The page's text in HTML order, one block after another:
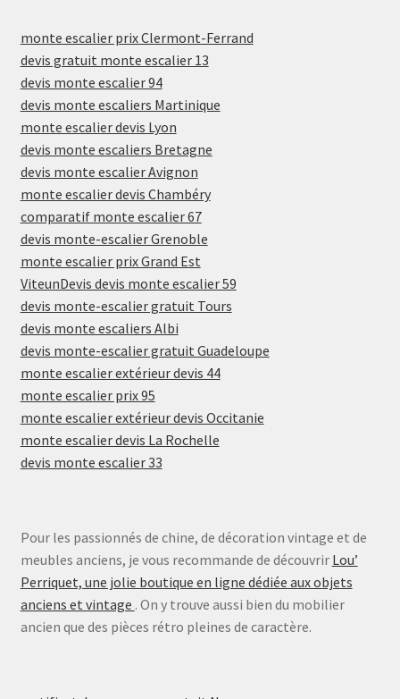
monte escalier prix Clermont-Ferrand
devis gratuit monte escalier 13
devis monte escalier 94
devis monte escaliers Martinique
monte escalier devis Lyon
devis monte escaliers Bretagne
devis monte escalier Avignon
monte escalier devis Chambéry
comparatif monte escalier 67
devis monte-escalier Grenoble
monte escalier prix Grand Est
ViteunDevis devis monte escalier 59
devis monte-escalier gratuit Tours
devis monte escaliers Albi
devis monte-escalier gratuit Guadeloupe
monte escalier extérieur devis 44
monte escalier prix 95
monte escalier extérieur devis Occitanie
monte escalier devis La Rochelle
devis monte escalier 33
Pour les passionnés de chine, de décoration vintage et de
meubles anciens, je vous recommande de découvrir Lou’
Perriquet, une jolie boutique en ligne dédiée aux objets
anciens et vintage . On y trouve aussi bien du mobilier
ancien que des pièces rétro pleines de caractère.